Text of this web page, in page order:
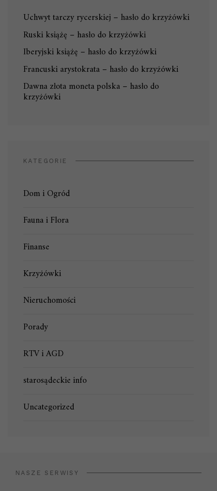
Uchwyt tarczy rycerskiej – hasło do krzyżówki
Ruski książę – hasło do krzyżówki
Iberyjski książę – hasło do krzyżówki
Francuski arystokrata – hasło do krzyżówki
Dawna złota moneta polska – hasło do
krzyżówki
KATEGORIE
Dom i Ogród
Fauna i Flora
Finanse
Krzyżówki
Nieruchomości
Porady
RTV i AGD
starosądeckie info
Uncategorized
NASZE SERWISY